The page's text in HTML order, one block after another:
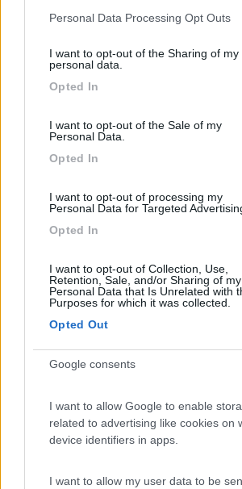
Please note that this website/app uses
not limited to your visit or usage
use your data for below specified
Personal Data Processing Opt Outs
I want to opt-out of the Sharing of my
personal data.
Opted In
I want to opt-out of the Sale of my
Personal Data.
Opted In
I want to opt-out of processing my
Personal Data for Targeted
Opted In
I want to opt-out of Collection, Use,
Retention, Sale, and/or Sharing of my
Personal Data that Is Unrelated with
Purposes for which it was collected.
Opted Out
Google consents
I want to allow Google to enable
related to advertising like cookies on
device identifiers in apps.
I want to allow my user data to be
tensione sulla batteria servizi. Se è
causa: da quanto è fermo il camper, se è
col pannello che aiuta, se hai lasciato
utilizzatore in funzione, se i fusibili sono
23
Inserito il22/04/2014
verifica, il camper e' rimessato in box
quindicina di giorni fa collegato alla
accorto di nulla. Quando lo porto in
sapere. Grazie ancora e buona giornata.
sei) ciao.